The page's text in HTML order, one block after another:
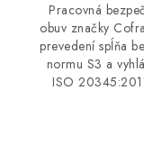
Pracovná
obuv značky
prevedení spĺňa
normu S3 a
ISO